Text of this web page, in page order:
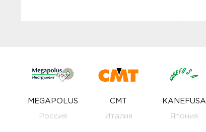
MEGAPOLUS
Россия
CMT
Италия
KANEFUSA
Япония